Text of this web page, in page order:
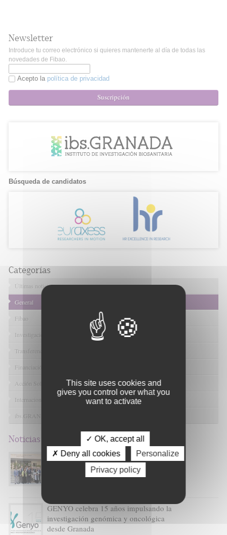
Newsletter
Introduce tu correo electrónico si quieres mantenerte al día de todas las
novedades de Fibao.
Acepto la política de privacidad
Suscripción
Búsqueda de candidatos
Categorías
Últimas noticias
General
Fibao
Investigación en Salud
Transferencia Tecnológica
Financiación I+D+I
Acción Solidaria
Internacional
ibs.GRANADA
Noticias relacionadas
María de los Ángeles García Rescalvo
será la nueva gerente del Servicio
Andaluz de Salud
GENYO celebra 15 años impulsando la
investigación genómica y oncológica
desde Granada
This site uses cookies and
gives you control over what you
want to activate
✓ OK, accept all
✗ Deny all cookies
Personalize
Privacy policy